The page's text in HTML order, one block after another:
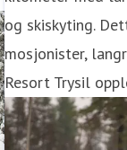
og skiskyting.
mosjonister,
Resort Trysil